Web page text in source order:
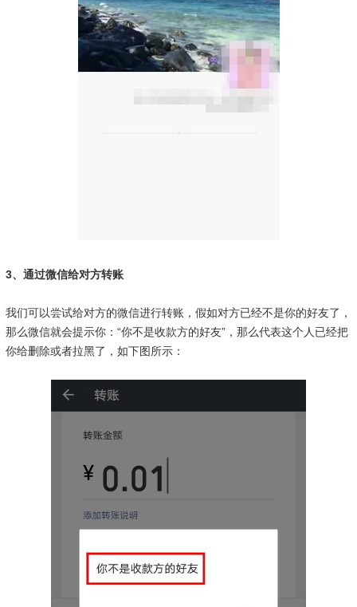
3、通过微信给对方转账
我们可以尝试给对方的微信进行转账，假如对方已经不是你的好友了，
那么微信就会提示你：“你不是收款方的好友”，那么代表这个人已经把
你给删除或者拉黑了，如下图所示：